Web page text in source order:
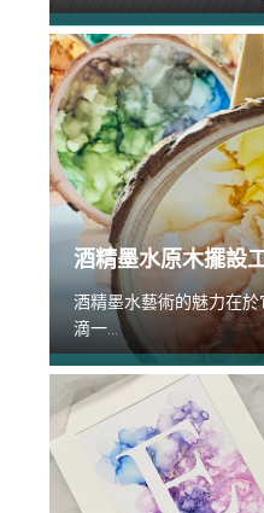
酒精墨水原木擺設
酒精墨水藝術的魅力在
滴一...